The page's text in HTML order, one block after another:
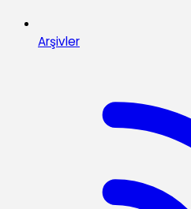
Arşivler